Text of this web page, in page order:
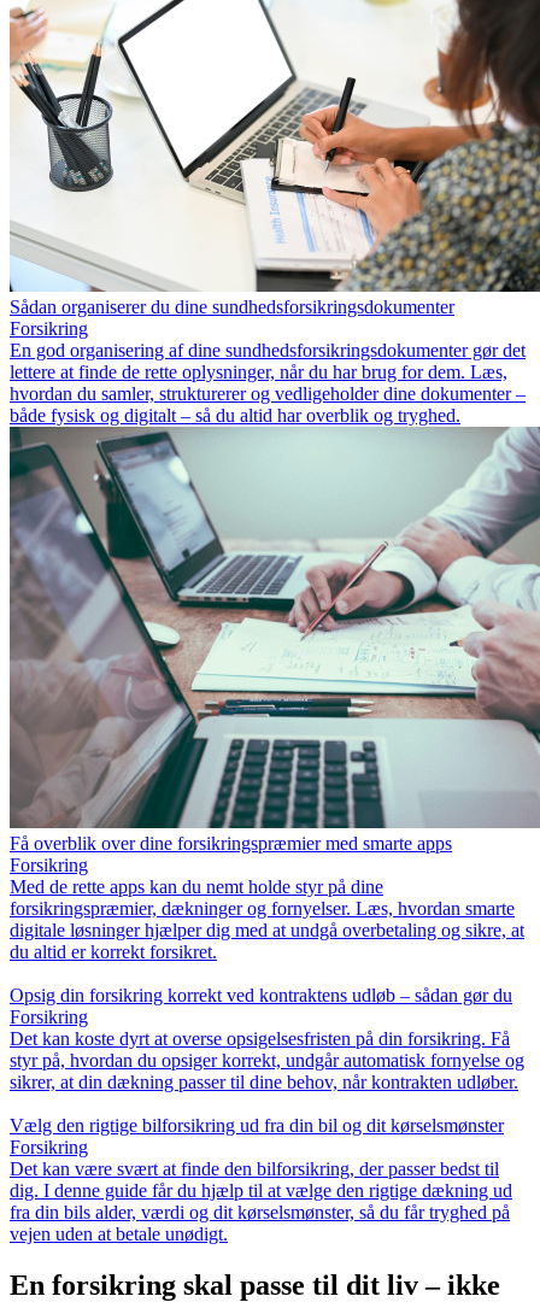
Sådan organiserer du dine sundhedsforsikringsdokumenter
Forsikring
En god organisering af dine sundhedsforsikringsdokumenter gør det
lettere at finde de rette oplysninger, når du har brug for dem. Læs,
hvordan du samler, strukturerer og vedligeholder dine dokumenter –
både fysisk og digitalt – så du altid har overblik og tryghed.
Få overblik over dine forsikringspræmier med smarte apps
Forsikring
Med de rette apps kan du nemt holde styr på dine
forsikringspræmier, dækninger og fornyelser. Læs, hvordan smarte
digitale løsninger hjælper dig med at undgå overbetaling og sikre, at
du altid er korrekt forsikret.
Opsig din forsikring korrekt ved kontraktens udløb – sådan gør du
Forsikring
Det kan koste dyrt at overse opsigelsesfristen på din forsikring. Få
styr på, hvordan du opsiger korrekt, undgår automatisk fornyelse og
sikrer, at din dækning passer til dine behov, når kontrakten udløber.
Vælg den rigtige bilforsikring ud fra din bil og dit kørselsmønster
Forsikring
Det kan være svært at finde den bilforsikring, der passer bedst til
dig. I denne guide får du hjælp til at vælge den rigtige dækning ud
fra din bils alder, værdi og dit kørselsmønster, så du får tryghed på
vejen uden at betale unødigt.
En forsikring skal passe til dit liv – ikke